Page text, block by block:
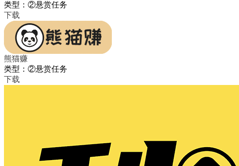
类型：②悬赏任务
下载
熊猫赚
类型：②悬赏任务
下载